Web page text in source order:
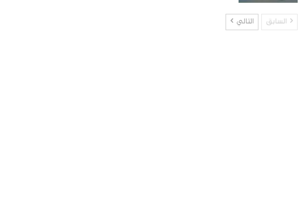
السابق التالي